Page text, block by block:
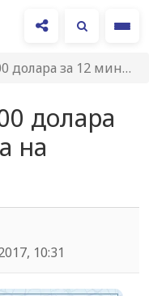
за 12 минути игра на…
долара
на
10:31